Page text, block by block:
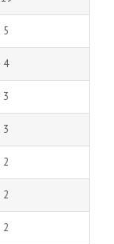
5
4
3
3
2
2
2